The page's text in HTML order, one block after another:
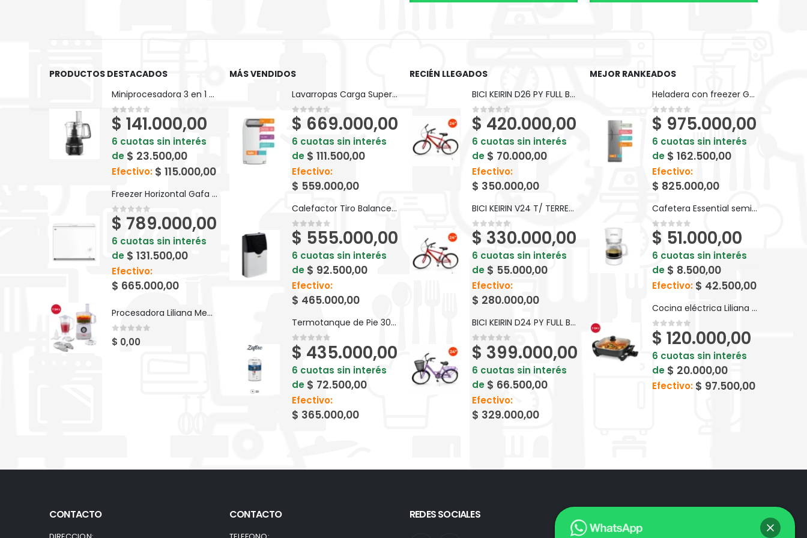
PRODUCTOS DESTACADOS
Miniprocesadora 3 en 1 Electrolux Efficient 710ml EFP500
0out of 5
$ 141.000,00
6 cuotas sin interés
de $ 23.500,00
Efectivo: $ 115.000,00
Freezer Horizontal Gafa Blanco Inverter 280lts FGHI300B-L
0out of 5
$ 789.000,00
6 cuotas sin interés
de $ 131.500,00
Efectivo:
$ 665.000,00
Procesadora Liliana Megapros AM740
0 out of 5
$ 0,00
MÁS VENDIDOS
Lavarropas Carga Superior Gafa FuzzyFit 7kg Blanco
0out of 5
$ 669.000,00
6 cuotas sin interés
de $ 111.500,00
Efectivo:
$ 559.000,00
Calefactor Tiro Balanceado Longvie EBA3 TB3.0 3000kcal Premium
0out of 5
$ 555.000,00
6 cuotas sin interés
de $ 92.500,00
Efectivo:
$ 465.000,00
Termotanque de Pie 30 LTS Señorial Zafiro Multigas - Alta Recuperación
0out of 5
$ 435.000,00
6 cuotas sin interés
de $ 72.500,00
Efectivo:
$ 365.000,00
RECIÉN LLEGADOS
BICI KEIRIN D26 PY FULL BP10F
0out of 5
$ 420.000,00
6 cuotas sin interés
de $ 70.000,00
Efectivo:
$ 350.000,00
BICI KEIRIN V24 T/ TERRENO S/ CAMBIOS BM024
0out of 5
$ 330.000,00
6 cuotas sin interés
de $ 55.000,00
Efectivo:
$ 280.000,00
BICI KEIRIN D24 PY FULL BP24F
0out of 5
$ 399.000,00
6 cuotas sin interés
de $ 66.500,00
Efectivo:
$ 329.000,00
MEJOR RANKEADOS
Heladera con freezer Gafa HGF388AFP Plata 374lts
0out of 5
$ 975.000,00
6 cuotas sin interés
de $ 162.500,00
Efectivo:
$ 825.000,00
Cafetera Essential semi automática 10 tazas 1,25 lt 850W Atma - 94CA8133P
0out of 5
$ 51.000,00
6 cuotas sin interés
de $ 8.500,00
Efectivo: $ 42.500,00
Cocina eléctrica Liliana FullCook 7 en 1 - AAK910
0out of 5
$ 120.000,00
6 cuotas sin interés
de $ 20.000,00
Efectivo: $ 97.500,00
CONTACTO CONTACTO REDES SOCIALES